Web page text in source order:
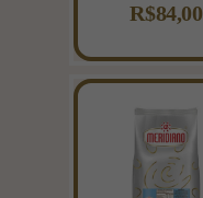
R$84,00